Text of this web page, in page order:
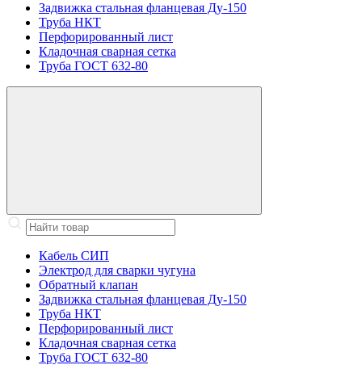
Задвижка стальная фланцевая Ду-150
Труба НКТ
Перфорированный лист
Кладочная сварная сетка
Труба ГОСТ 632-80
Кабель СИП
Электрод для сварки чугуна
Обратный клапан
Задвижка стальная фланцевая Ду-150
Труба НКТ
Перфорированный лист
Кладочная сварная сетка
Труба ГОСТ 632-80